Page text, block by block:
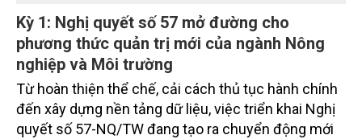
Kỳ 1: Nghị quyết số 57 mở đường cho
phương thức quản trị mới của ngành Nông
nghiệp và Môi trường
Từ hoàn thiện thể chế, cải cách thủ tục hành chính
đến xây dựng nền tảng dữ liệu, việc triển khai Nghị
quyết số 57-NQ/TW đang tạo ra chuyển động mới